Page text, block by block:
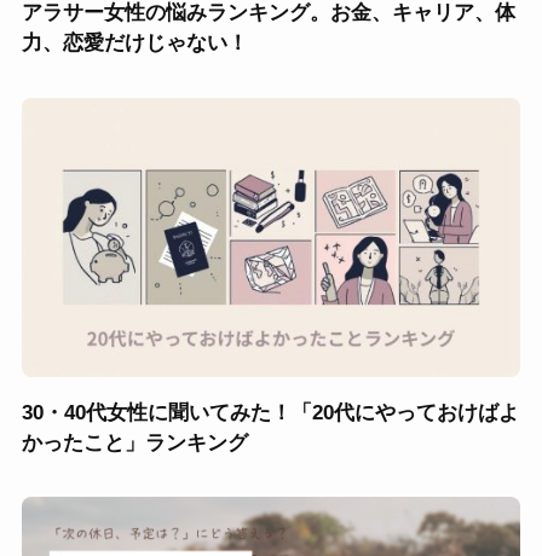
アラサー女性の悩みランキング。お金、キャリア、体
力、恋愛だけじゃない！
30・40代女性に聞いてみた！「20代にやっておけばよ
かったこと」ランキング